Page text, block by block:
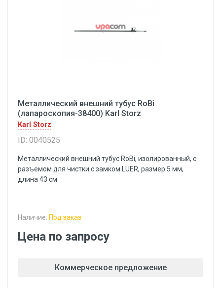
Металлический внешний тубус RoBi
(лапароскопия-38400) Karl Storz
Karl Storz
ID: 0040525
Металлический внешний тубус RoBi, изолированный, с
разъемом для чистки с замком LUER, размер 5 мм,
длина 43 см
Наличие: Под заказ
Цена по запросу
Коммерческое предложение